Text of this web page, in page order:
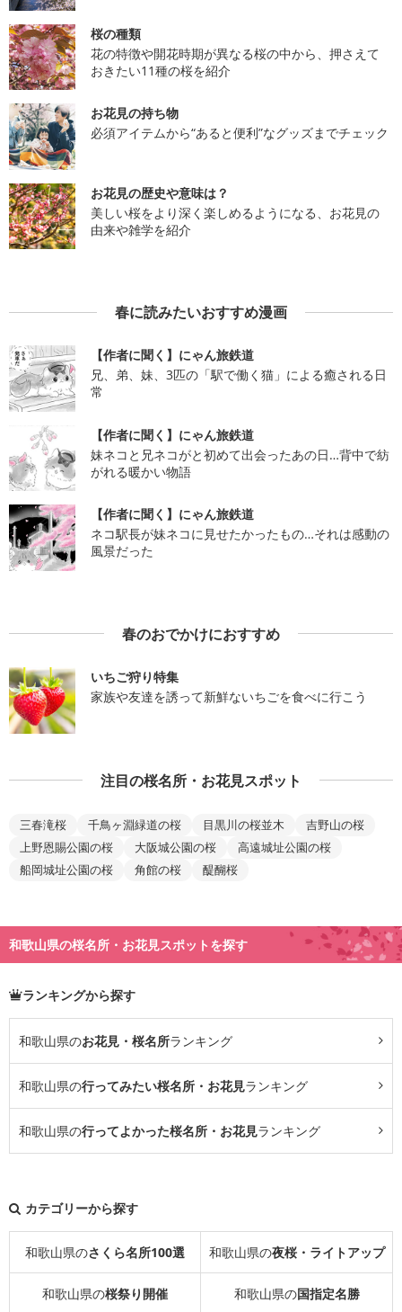
桜の種類
花の特徴や開花時期が異なる桜の中から、押さえて
おきたい11種の桜を紹介
お花見の持ち物
必須アイテムから“あると便利”なグッズまでチェック
お花見の歴史や意味は？
美しい桜をより深く楽しめるようになる、お花見の
由来や雑学を紹介
春に読みたいおすすめ漫画
【作者に聞く】にゃん旅鉄道
兄、弟、妹、3匹の「駅で働く猫」による癒される日
常
【作者に聞く】にゃん旅鉄道
妹ネコと兄ネコがと初めて出会ったあの日…背中で紡
がれる暖かい物語
【作者に聞く】にゃん旅鉄道
ネコ駅長が妹ネコに見せたかったもの…それは感動の
風景だった
春のおでかけにおすすめ
いちご狩り特集
家族や友達を誘って新鮮ないちごを食べに行こう
注目の桜名所・お花見スポット
三春滝桜 千鳥ヶ淵緑道の桜 目黒川の桜並木
吉野山の桜
上野恩賜公園の桜
大阪城公園の桜
高遠城址公園の桜
船岡城址公園の桜
角館の桜 醍醐桜
和歌山県の桜名所・お花見スポットを探す
ランキングから探す
和歌山県のお花見・桜名所ランキング
和歌山県の行ってみたい桜名所・お花見ランキング
和歌山県の行ってよかった桜名所・お花見ランキング
カテゴリーから探す
和歌山県のさくら名所100選 和歌山県の夜桜・ライトアップ
和歌山県の桜祭り開催 和歌山県の国指定名勝